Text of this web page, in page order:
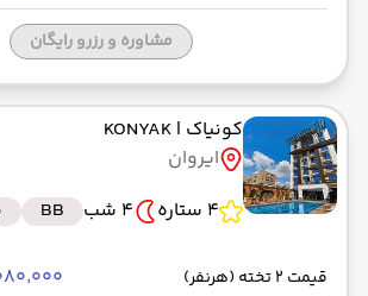
مشاوره و رزرو رایگان
کونیاک | KONYAK
ایروان
4 ستاره
4 شب BB
قیمت 2 تخته (هرنفر)